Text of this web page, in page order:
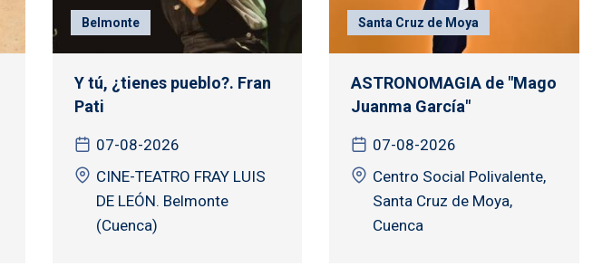
Belmonte
Y tú, ¿tienes pueblo?. Fran
Pati
07-08-2026
CINE-TEATRO FRAY LUIS
DE LEÓN. Belmonte
(Cuenca)
Santa Cruz de Moya
ASTRONOMAGIA de "Mago
Juanma García"
07-08-2026
Centro Social Polivalente,
Santa Cruz de Moya,
Cuenca